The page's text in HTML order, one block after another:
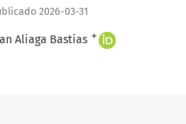
2026-03-31
Aliaga Bastias +